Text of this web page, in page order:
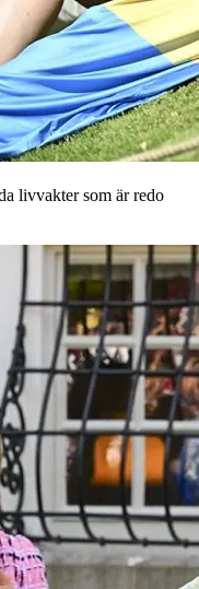
livvakter som är redo